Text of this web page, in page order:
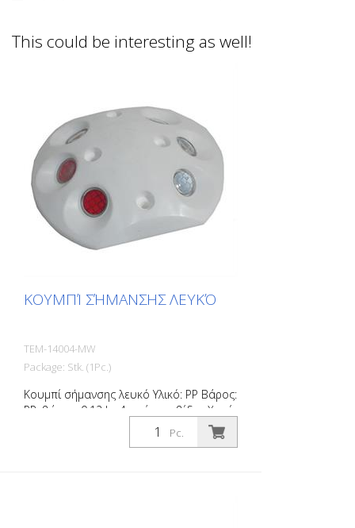
This could be interesting as well!
ΚΟΥΜΠΊ ΣΉΜΑΝΣΗΣ ΛΕΥΚΌ
TEM-14004-MW
Package: Stk. (1Pc.)
Κουμπί σήμανσης λευκό Υλικό: PP Βάρος:
PP: βάρος: 0,12 kg 4 οπές για βίδες Χωρίς
υλικό στερέωσης Για εύκολη οριοθέτηση
χώρων στάθμευσης ή χώρων
Pc.